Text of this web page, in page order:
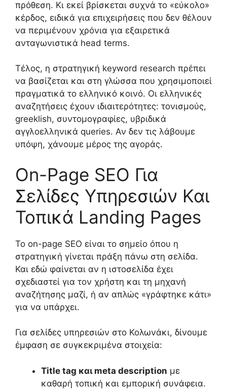
πρόθεση. Κι εκεί βρίσκεται συχνά το «εύκολο»
κέρδος, ειδικά για επιχειρήσεις που δεν θέλουν
να περιμένουν χρόνια για εξαιρετικά
ανταγωνιστικά head terms.
Τέλος, η στρατηγική keyword research πρέπει
να βασίζεται και στη γλώσσα που χρησιμοποιεί
πραγματικά το ελληνικό κοινό. Οι ελληνικές
αναζητήσεις έχουν ιδιαιτερότητες: τονισμούς,
greeklish, συντομογραφίες, υβριδικά
αγγλοελληνικά queries. Αν δεν τις λάβουμε
υπόψη, χάνουμε μέρος της αγοράς.
On-Page SEO Για
Σελίδες Υπηρεσιών Και
Τοπικά Landing Pages
Το on-page SEO είναι το σημείο όπου η
στρατηγική γίνεται πράξη πάνω στη σελίδα.
Και εδώ φαίνεται αν η ιστοσελίδα έχει
σχεδιαστεί για τον χρήστη και τη μηχανή
αναζήτησης μαζί, ή αν απλώς «γράφτηκε κάτι»
για να υπάρχει.
Για σελίδες υπηρεσιών στο Κολωνάκι, δίνουμε
έμφαση σε συγκεκριμένα στοιχεία:
Title tag και meta description με
καθαρή τοπική και εμπορική συνάφεια.